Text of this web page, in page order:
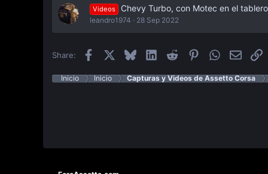
Videos Chevy Turbo, con Motec en el
leandro1974 28 Sep 2022
Share: Facebook Bluesky LinkedInReddit PinterestWhatsApp
Email
Inicio Inicio Capturas y Videos de Assetto Corsa